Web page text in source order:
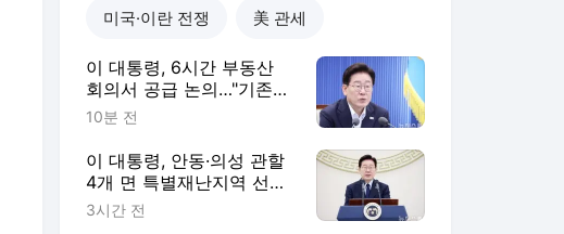
미국·이란 전쟁 美 관세
이 대통령, 6시간 부동산
회의서 공급 논의…"기존
사고 방식에 매달리지 말고
10분 전
이 대통령, 안동·의성 관할
4개 면 특별재난지역 선
포…복구 비용 추가 지원
3시간 전